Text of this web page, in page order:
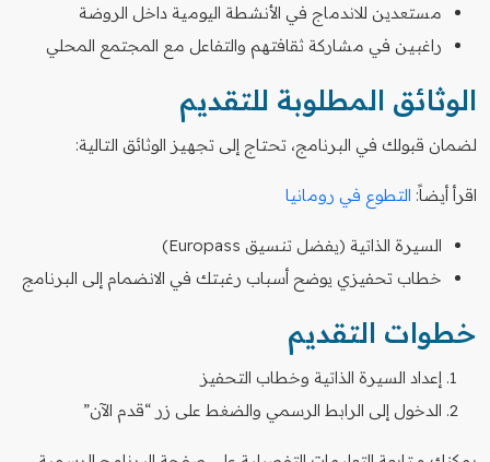
مستعدين للاندماج في الأنشطة اليومية داخل الروضة
راغبين في مشاركة ثقافتهم والتفاعل مع المجتمع المحلي
الوثائق المطلوبة للتقديم
لضمان قبولك في البرنامج، تحتاج إلى تجهيز الوثائق التالية:
اقرأ أيضاً: التطوع في رومانيا
السيرة الذاتية (يفضل تنسيق Europass)
خطاب تحفيزي يوضح أسباب رغبتك في الانضمام إلى البرنامج
خطوات التقديم
إعداد السيرة الذاتية وخطاب التحفيز
الدخول إلى الرابط الرسمي والضغط على زر “قدم الآن”